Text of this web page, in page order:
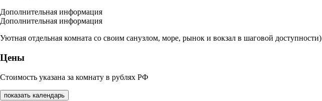
Дополнительная информация
Дополнительная информация
Уютная отдельная комната со своим санузлом, море, рынок и вокзал в шаговой доступности)
Цены
Стоимость указана за комнату в рублях РФ
показать календарь